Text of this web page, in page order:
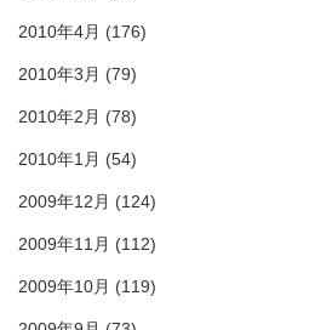
2010年4月 (176)
2010年3月 (79)
2010年2月 (78)
2010年1月 (54)
2009年12月 (124)
2009年11月 (112)
2009年10月 (119)